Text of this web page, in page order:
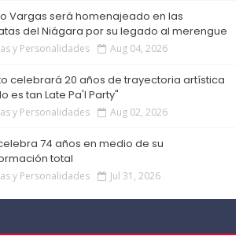
Vargas será homenajeado en las
del Niágara por su legado al merengue
y Personalidades Aug 04, 2026
celebrará 20 años de trayectoria artística
es tan Late Pa'l Party"
y Personalidades Aug 02, 2026
74 años en medio de su
total
y Personalidades Jul 31, 2026